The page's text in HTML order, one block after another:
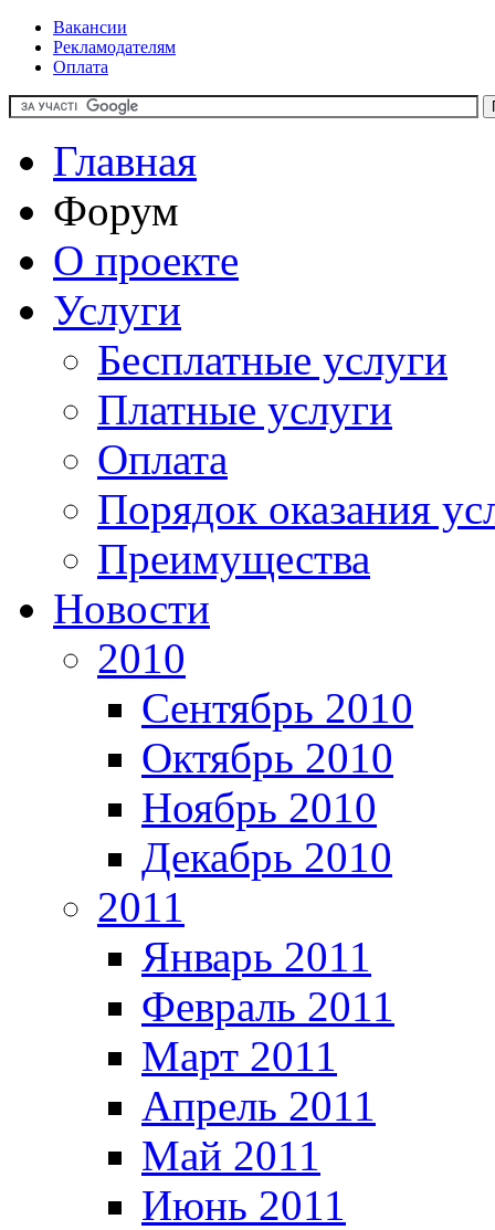
Вакансии
Рекламодателям
Оплата
Главная
Форум
О проекте
Услуги
Бесплатные услуги
Платные услуги
Оплата
Порядок оказания
Преимущества
Новости
2010
Сентябрь 2010
Октябрь 2010
Ноябрь 2010
Декабрь 2010
2011
Январь 2011
Февраль 2011
Март 2011
Апрель 2011
Май 2011
Июнь 2011